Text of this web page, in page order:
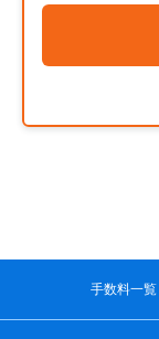
手数料一覧